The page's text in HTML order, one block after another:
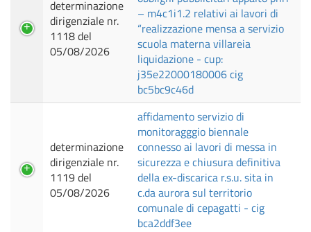
determinazione
dirigenziale nr.
1118 del
05/08/2026
– m4c1i1.2 relativi ai lavori di
“realizzazione mensa a servizio
scuola materna villareia
liquidazione - cup:
j35e22000180006 cig
bc5bc9c46d
determinazione
dirigenziale nr.
1119 del
05/08/2026
affidamento servizio di
monitoragggio biennale
connesso ai lavori di messa in
sicurezza e chiusura definitiva
della ex-discarica r.s.u. sita in
c.da aurora sul territorio
comunale di cepagatti - cig
bca2ddf3ee